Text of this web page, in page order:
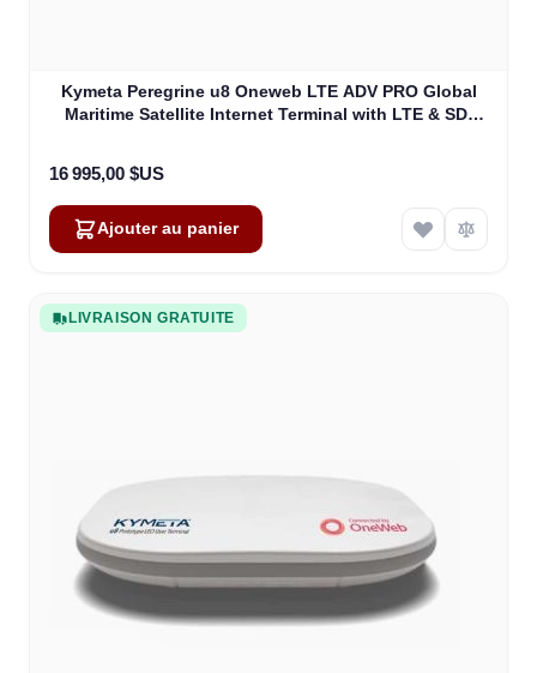
Kymeta Peregrine u8 Oneweb LTE ADV PRO Global
Maritime Satellite Internet Terminal with LTE & SD-
16 995,00 $US
Ajouter au panier
LIVRAISON GRATUITE